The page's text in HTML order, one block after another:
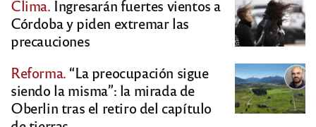
Clima. Ingresarán fuertes vientos a
Córdoba y piden extremar las
precauciones
Reforma. “La preocupación sigue
siendo la misma”: la mirada de
Oberlin tras el retiro del capítulo